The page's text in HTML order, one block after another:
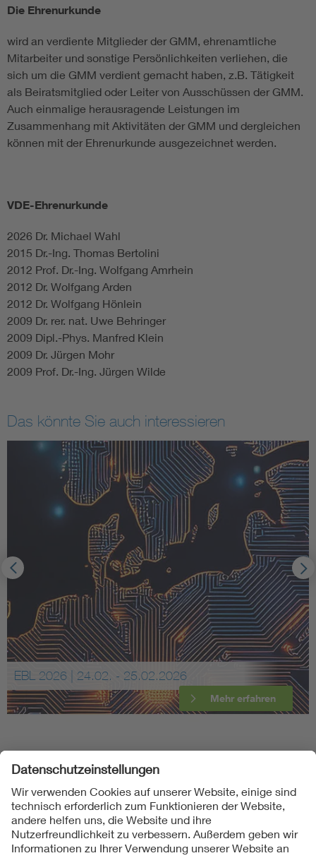
Microelectronics
Die Ehrenurkunde
wird an verdiente Mitglieder der GMM, ehrenamtliche
Mitarbeiter und sonstige Persönlichkeiten verliehen, die
sich um die GMM verdient gemacht haben, z.B. Tätigkeit
als Beiratsmitglied oder Leiter von Ausschüssen der GMM.
Auch einmalige herausragende Leistungen im
Zusammenhang mit Aktivitäten der GMM und dergleichen
können mit der Ehrenurkunde ausgezeichnet werden.
VDE-Ehrenurkunde
2026 Dr. Michael Wahl
2015 Dr.-Ing. Thomas Bertolini
2012 Prof. Dr.-Ing. Wolfgang Amrhein
2012 Dr. Wolfgang Arden
2012 Dr. Wolfgang Hönlein
2009 Dr. rer. nat. Uwe Behringer
2009 Dipl.-Phys. Manfred Klein
2009 Dr. Jürgen Mohr
2009 Prof. Dr.-Ing. Jürgen Wilde
Das könnte Sie auch interessieren
EBL 2026 | 24.02. - 25.02.2026
Mehr erfahren
Folgen Sie uns